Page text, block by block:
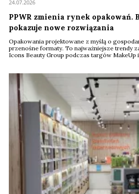
PPWR zmienia rynek opakowań.
pokazuje nowe rozwiązania
Opakowania projektowane z myślą o
przenośne formaty. To najważniejsze trendy
Icons Beauty Group podczas targów MakeUp
w całej Unii Europejskiej.
24.07.2026